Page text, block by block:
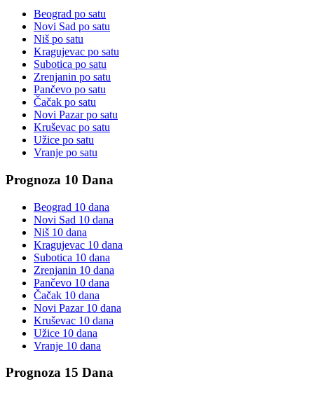
Beograd po satu
Novi Sad po satu
Niš po satu
Kragujevac po satu
Subotica po satu
Zrenjanin po satu
Pančevo po satu
Čačak po satu
Novi Pazarpo satu
Kruševac po satu
Užice po satu
Vranje po satu
Prognoza 10 Dana
Beograd 10 dana
Novi Sad 10 dana
Niš 10 dana
Kragujevac 10 dana
Subotica 10 dana
Zrenjanin 10 dana
Pančevo 10 dana
Čačak 10 dana
Novi Pazar10 dana
Kruševac 10 dana
Užice 10 dana
Vranje 10 dana
Prognoza 15 Dana